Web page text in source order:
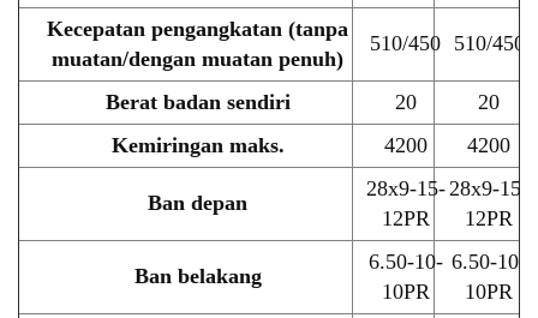
Kecepatan pengangkatan (tanpa
muatan/dengan muatan penuh)
510/450 510/450
Berat badan sendiri 20
20
Kemiringan maks.
4200 4200
Ban depan
28x9-15-
12PR
28x9-15-
12PR
Ban belakang
6.50-10-
10PR
6.50-10-
10PR